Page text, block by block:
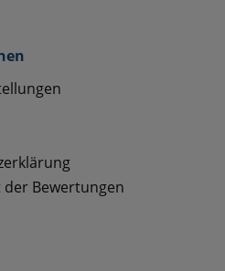
Bewertungen